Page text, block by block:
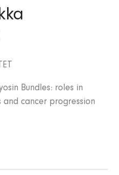
Bundles: roles in
cancer progression